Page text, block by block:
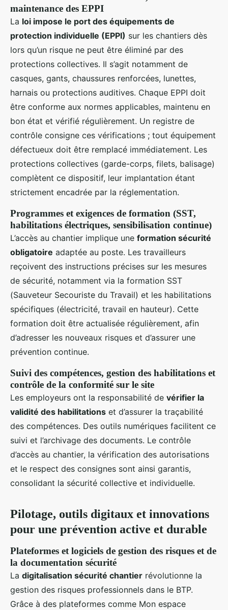
maintenance des EPPI
La loi impose le port des équipements de
protection individuelle (EPPI) sur les chantiers dès
lors qu’un risque ne peut être éliminé par des
protections collectives. Il s’agit notamment de
casques, gants, chaussures renforcées, lunettes,
harnais ou protections auditives. Chaque EPPI doit
être conforme aux normes applicables, maintenu en
bon état et vérifié régulièrement. Un registre de
contrôle consigne ces vérifications ; tout équipement
défectueux doit être remplacé immédiatement. Les
protections collectives (garde-corps, filets, balisage)
complètent ce dispositif, leur implantation étant
strictement encadrée par la réglementation.
Programmes et exigences de formation (SST,
habilitations électriques, sensibilisation continue)
L’accès au chantier implique une formation sécurité
obligatoire adaptée au poste. Les travailleurs
reçoivent des instructions précises sur les mesures
de sécurité, notamment via la formation SST
(Sauveteur Secouriste du Travail) et les habilitations
spécifiques (électricité, travail en hauteur). Cette
formation doit être actualisée régulièrement, afin
d’adresser les nouveaux risques et d’assurer une
prévention continue.
Suivi des compétences, gestion des habilitations et
contrôle de la conformité sur le site
Les employeurs ont la responsabilité de vérifier la
validité des habilitations et d’assurer la traçabilité
des compétences. Des outils numériques facilitent ce
suivi et l’archivage des documents. Le contrôle
d’accès au chantier, la vérification des autorisations
et le respect des consignes sont ainsi garantis,
consolidant la sécurité collective et individuelle.
Pilotage, outils digitaux et innovations
pour une prévention active et durable
Plateformes et logiciels de gestion des risques et de
la documentation sécurité
La digitalisation sécurité chantier révolutionne la
gestion des risques professionnels dans le BTP.
Grâce à des plateformes comme Mon espace